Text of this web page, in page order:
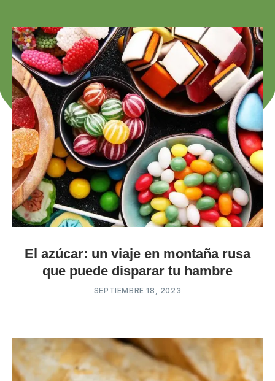
El azúcar: un viaje en montaña rusa
que puede disparar tu hambre
SEPTIEMBRE 18, 2023